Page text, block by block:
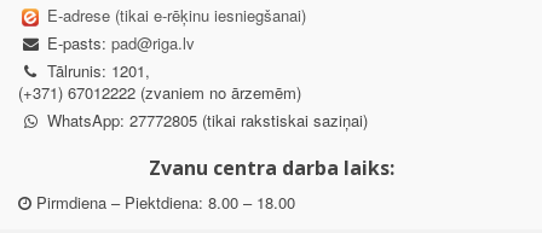
E-adrese (tikai e-rēķinu iesniegšanai)
E-pasts: pad@riga.lv
Tālrunis: 1201,
(+371) 67012222 (zvaniem no ārzemēm)
WhatsApp: 27772805 (tikai rakstiskai saziņai)
Zvanu centra darba laiks:
Pirmdiena – Piektdiena: 8.00 – 18.00